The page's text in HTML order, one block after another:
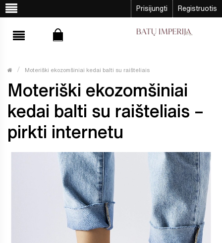
Prisijungti Registruotis
Moteriški ekozomšiniai kedai balti su raišteliais
Moteriški ekozomšiniai
kedai balti su raišteliais –
pirkti internetu